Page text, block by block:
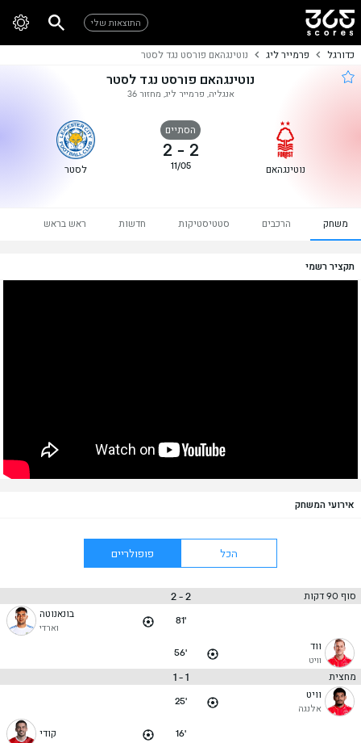
התוצאות שלי
כדורגל פרמייר ליג נוטינגהאם פורסט נגד לסטר
נוטינגהאם פורסט נגד לסטר
אנגליה, פרמייר ליג, מחזור 36
נוטינגהאם
הסתיים
2
-
2
11/05 לסטר
משחק הרכבים סטטיסטיקות חדשות ראש בראש
תקציר רשמי
אירועי המשחק
הכל פופולריים
סוף 90 דקות 2 - 2
81'
בונאנוטה
וארדי
ווד
וויט
56'
מחצית 1 - 1
וויט
אלנגה
25'
16' קודי